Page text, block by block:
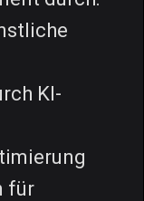
KI-
für